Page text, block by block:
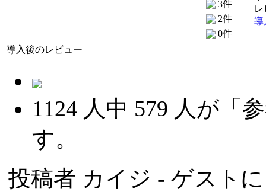
3件
2件
0件
導
導入後のレビュー
1124 人中 579 人が「
す。
投稿者 カイジ - ゲスト